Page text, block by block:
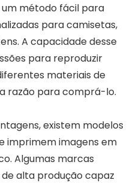
método fácil para
para camisetas,
A capacidade desse
para reproduzir
materiais de
razão para comprá-lo.
existem modelos
imprimem imagens em
Algumas marcas
alta produção capaz